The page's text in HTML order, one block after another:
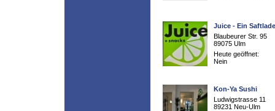
Juice - Ein
Blaubeurer Str. 95
89075 Ulm
Heute geöffnet:
Nein
Kon-Ya Sushi
Ludwigstrasse 11
89231 Neu-Ulm